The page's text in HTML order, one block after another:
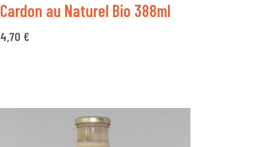
Cardon au Naturel Bio 388ml
4,70 €